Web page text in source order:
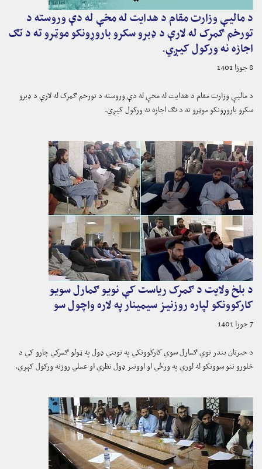
د مالیې وزارت مقام د هدایت له مخې له دې وروسته د
تورخم ګمرک له لارې د ډبرو سکرو باروړونکو موټرو ته د تګ
اجازه نه ورکول کیږي.
8 جوزا 1401
د مالیې وزارت مقام د هدایت له مخې له دې وروسته د تورخم ګمرک له لارې د ډبرو
سکرو باروړونکو موټرو ته د تګ اجازه نه ورکول کیږي.
د بلخ ولایت د ګمرک ریاست کې نویو ګمارل سویو
کارکوونکو لپاره روزنیز سیمینار په لاره واچول سو
7 جوزا 1401
د حیرتان بندر نوي ګمارل سوي کارکوونکي په نوبتي ډول په ټولو ګمرکي چارو کي د
څلورو تنو ښوونکو له لوري په ورځي او اوونیز ډول نظري او عملي روزنه ورکول کېږي.